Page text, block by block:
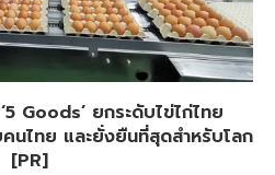
Goods’ ยกระดับไข่ไก่ไทย
ไทย และยั่งยืนที่สุดสำหรับโลก
[PR]